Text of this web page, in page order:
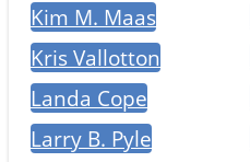
Kim M. Maas
Kris Vallotton
Landa Cope
Larry B. Pyle